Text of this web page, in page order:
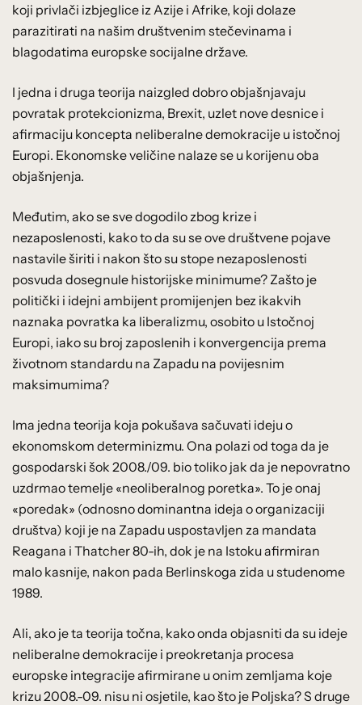
koji privlači izbjeglice iz Azije i Afrike, koji dolaze
parazitirati na našim društvenim stečevinama i
blagodatima europske socijalne države.
I jedna i druga teorija naizgled dobro objašnjavaju
povratak protekcionizma, Brexit, uzlet nove desnice i
afirmaciju koncepta neliberalne demokracije u istočnoj
Europi. Ekonomske veličine nalaze se u korijenu oba
objašnjenja.
Međutim, ako se sve dogodilo zbog krize i
nezaposlenosti, kako to da su se ove društvene pojave
nastavile širiti i nakon što su stope nezaposlenosti
posvuda dosegnule historijske minimume? Zašto je
politički i idejni ambijent promijenjen bez ikakvih
naznaka povratka ka liberalizmu, osobito u Istočnoj
Europi, iako su broj zaposlenih i konvergencija prema
životnom standardu na Zapadu na povijesnim
maksimumima?
Ima jedna teorija koja pokušava sačuvati ideju o
ekonomskom determinizmu. Ona polazi od toga da je
gospodarski šok 2008./09. bio toliko jak da je nepovratno
uzdrmao temelje «neoliberalnog poretka». To je onaj
«poredak» (odnosno dominantna ideja o organizaciji
društva) koji je na Zapadu uspostavljen za mandata
Reagana i Thatcher 80-ih, dok je na Istoku afirmiran
malo kasnije, nakon pada Berlinskoga zida u studenome
1989.
Ali, ako je ta teorija točna, kako onda objasniti da su ideje
neliberalne demokracije i preokretanja procesa
europske integracije afirmirane u onim zemljama koje
krizu 2008.-09. nisu ni osjetile, kao što je Poljska? S druge